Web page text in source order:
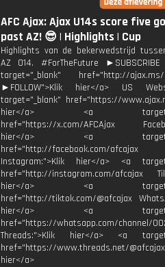
AFC Ajax: Ajax U14s score five
past AZ! 😎 | Highlights | Cup
Highlights van de bekerwedstrijd
AZ O14. #ForTheFuture
target="_blank" href="http://ajax.ms/
►FOLLOW">Klik hier</a> US
target="_blank" href="https://
hier</a> <a
href="https://x.com/AFCAjax
hier</a> <a
href="http://facebook.com/afcajax
Instagram:">Klik hier</a> <a
href="http://instagram.com/afcajax
hier</a> <a
href="http://tiktok.com/@afcajax
hier</a> <a
href="https://whatsapp.com/channel/
Threads:">Klik hier</a> <a
href="https://www.threads.net/
hier</a>